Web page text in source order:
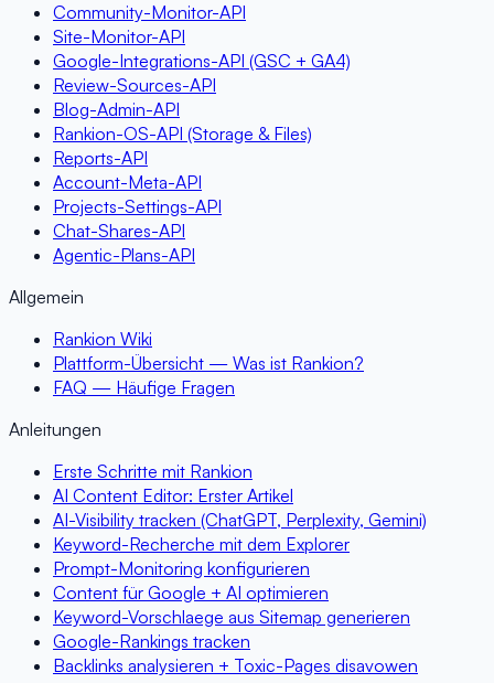
Community-Monitor-API
Site-Monitor-API
Google-Integrations-API (GSC + GA4)
Review-Sources-API
Blog-Admin-API
Rankion-OS-API (Storage & Files)
Reports-API
Account-Meta-API
Projects-Settings-API
Chat-Shares-API
Agentic-Plans-API
Allgemein
Rankion Wiki
Plattform-Übersicht — Was ist Rankion?
FAQ — Häufige Fragen
Anleitungen
Erste Schritte mit Rankion
AI Content Editor: Erster Artikel
AI-Visibility tracken (ChatGPT, Perplexity, Gemini)
Keyword-Recherche mit dem Explorer
Prompt-Monitoring konfigurieren
Content für Google + AI optimieren
Keyword-Vorschlaege aus Sitemap generieren
Google-Rankings tracken
Backlinks analysieren + Toxic-Pages disavowen